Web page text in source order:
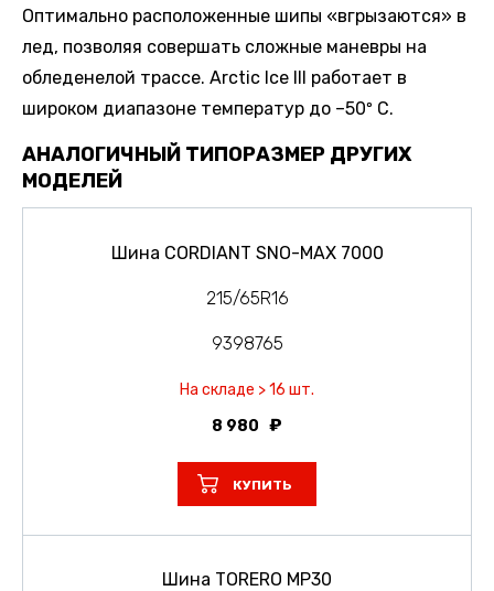
Оптимально расположенные шипы «вгрызаются» в
лед, позволяя совершать сложные маневры на
обледенелой трассе. Arctic Ice III работает в
широком диапазоне температур до –50º С.
АНАЛОГИЧНЫЙ ТИПОРАЗМЕР ДРУГИХ
МОДЕЛЕЙ
Шина CORDIANT SNO-MAX 7000
215/65R16
9398765
На складе > 16 шт.
8 980
КУПИТЬ
Шина TORERO MP30